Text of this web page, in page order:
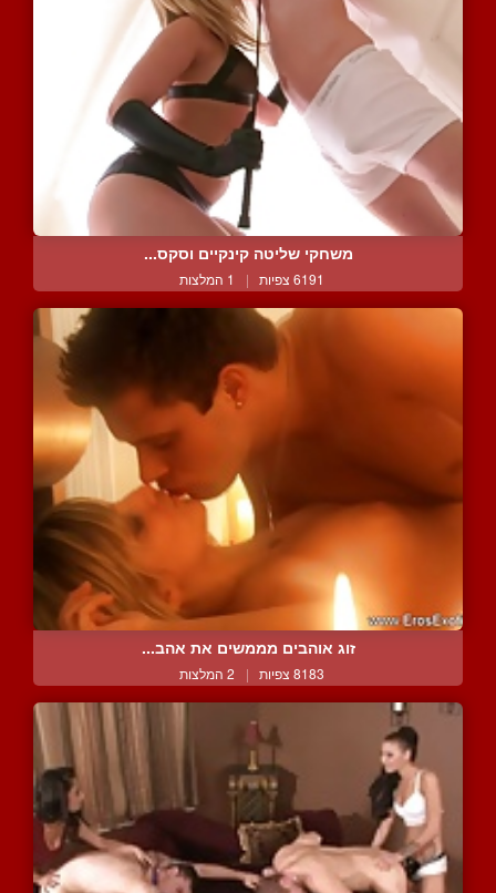
משחקי שליטה קינקיים וסקס...
6191 צפיות | 1 המלצות
זוג אוהבים מממשים את אהב...
8183 צפיות | 2 המלצות